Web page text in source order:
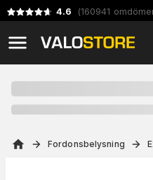
4.6 (160941
Fordonsbelysning